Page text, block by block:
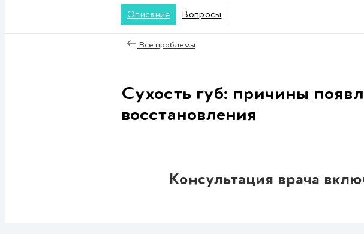
Описание Вопросы
Все проблемы
Сухость губ: причины
восстановления
Консультация врача